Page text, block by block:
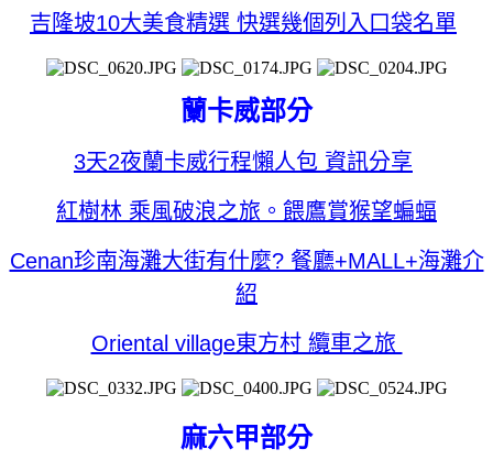
吉隆坡10大美食精選 快選幾個列入口袋名單
蘭卡威部分
3天2夜蘭卡威行程懶人包 資訊分享
紅樹林 乘風破浪之旅。餵鷹賞猴望蝙蝠
Cenan珍南海灘大街有什麼? 餐廳+MALL+海灘介
紹
Oriental village東方村 纜車之旅
麻六甲部分